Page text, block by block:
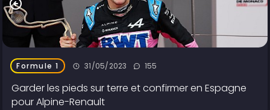
Formule 1 31/05/2023 155
Garder les pieds sur terre et confirmer en Espagne
pour Alpine-Renault